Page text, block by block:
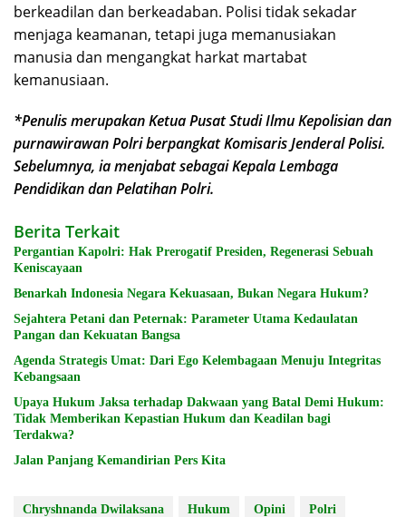
berkeadilan dan berkeadaban. Polisi tidak sekadar
menjaga keamanan, tetapi juga memanusiakan
manusia dan mengangkat harkat martabat
kemanusiaan.
*Penulis merupakan Ketua Pusat Studi Ilmu Kepolisian dan
purnawirawan Polri berpangkat Komisaris Jenderal Polisi.
Sebelumnya, ia menjabat sebagai Kepala Lembaga
Pendidikan dan Pelatihan Polri.
Berita Terkait
Pergantian Kapolri: Hak Prerogatif Presiden, Regenerasi Sebuah
Keniscayaan
Benarkah Indonesia Negara Kekuasaan, Bukan Negara Hukum?
Sejahtera Petani dan Peternak: Parameter Utama Kedaulatan
Pangan dan Kekuatan Bangsa
Agenda Strategis Umat: Dari Ego Kelembagaan Menuju Integritas
Kebangsaan
Upaya Hukum Jaksa terhadap Dakwaan yang Batal Demi Hukum:
Tidak Memberikan Kepastian Hukum dan Keadilan bagi
Terdakwa?
Jalan Panjang Kemandirian Pers Kita
Chryshnanda Dwilaksana Hukum Opini Polri